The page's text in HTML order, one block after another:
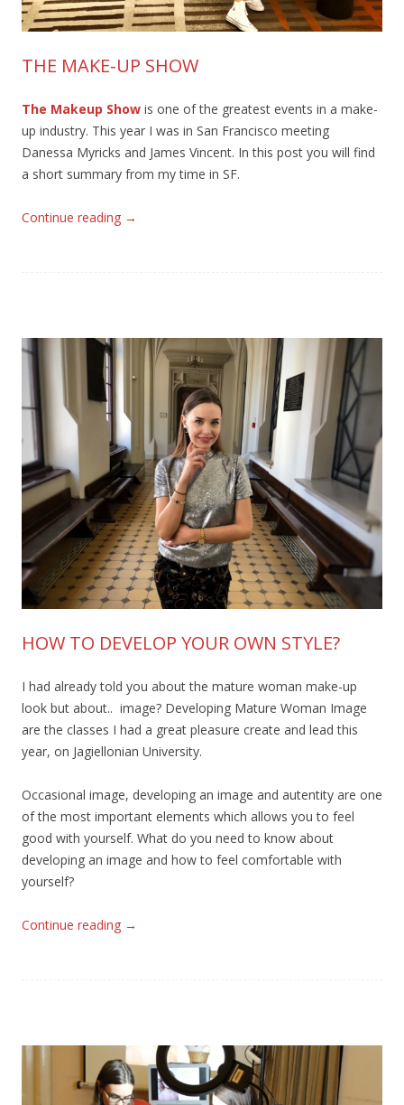
THE MAKE-UP SHOW
The Makeup Show is one of the greatest events in a make-
up industry. This year I was in San Francisco meeting
Danessa Myricks and James Vincent. In this post you will find
a short summary from my time in SF.
Continue reading →
HOW TO DEVELOP YOUR OWN STYLE?
I had already told you about the mature woman make-up
look but about.. image? Developing Mature Woman Image
are the classes I had a great pleasure create and lead this
year, on Jagiellonian University.
Occasional image, developing an image and autentity are one
of the most important elements which allows you to feel
good with yourself. What do you need to know about
developing an image and how to feel comfortable with
yourself?
Continue reading →